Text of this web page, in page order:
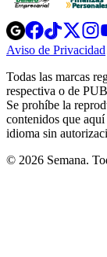
Opens
in
new
Opens
in
new
in
new
Aviso de Privacidad
Todas las marcas
respectiva o de
Se prohíbe la
contenidos que
idioma sin
© 2026 Semana.